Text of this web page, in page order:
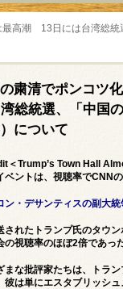
最高潮 13日には台湾総
の粛清でポンコツ
総統選、「中国
について
＜Trump’s Town Hall
ベントは、視聴率でCNN
・デサンティスの副大統
されたトランプ氏のタウ
視聴率のほぼ2倍であった
まな批評家たちは、トラ
彼は単にエスタブリッシ